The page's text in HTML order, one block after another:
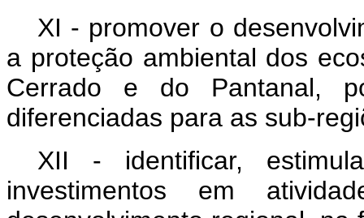
XI - promover o
a proteção ambiental dos
Cerrado e do Pantanal,
diferenciadas para as sub-
XII - identificar,
investimentos em